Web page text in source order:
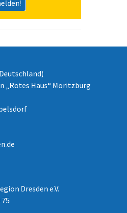
„Rotes Haus“ Moritzburg
Dresden e.V.
75